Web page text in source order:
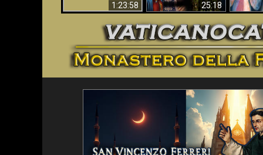
1:23:58 25:18